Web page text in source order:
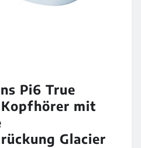
Pi6 True
mit
Glacier